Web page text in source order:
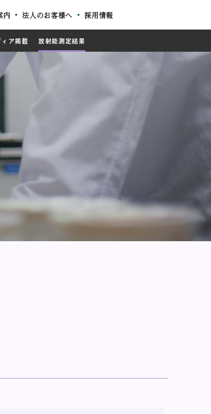
内 法人のお客様へ 採用情報
ィア掲載 放射能測定結果